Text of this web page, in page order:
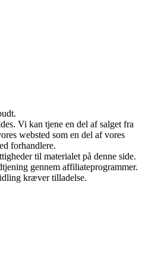
Vi kan tjene en del af salget fra
websted som en del af vores
forhandlere.
til materialet på denne side.
gennem affiliateprogrammer.
kræver tilladelse.